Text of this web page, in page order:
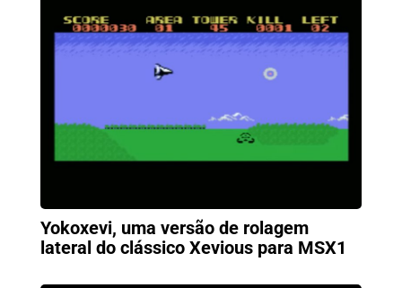
Yokoxevi, uma versão de rolagem
lateral do clássico Xevious para MSX1